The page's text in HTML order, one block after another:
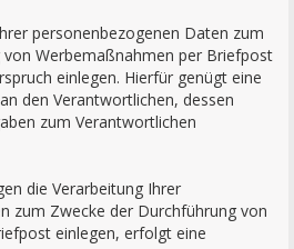
personenbezogenen Daten zum
Werbemaßnahmen per Briefpost
einlegen. Hierfür genügt eine
den Verantwortlichen, dessen
zum Verantwortlichen
die Verarbeitung Ihrer
zum Zwecke der Durchführung von
einlegen, erfolgt eine